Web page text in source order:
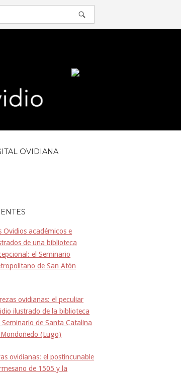
OVIDIANA
Ovidios académicos e
de una biblioteca
el Seminario
de San Atón
ovidianas: el peculiar
ilustrado de la biblioteca
Seminario de Santa Catalina
(Lugo)
ovidianas: el postincunable
de 1505 y la